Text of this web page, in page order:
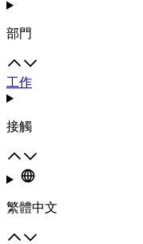
部門
工作
接觸
繁體中文